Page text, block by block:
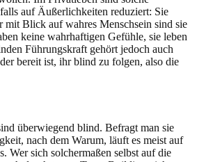
auf Äußerlichkeiten reduziert: Sie
mit Blick auf wahres Menschsein sind sie
keine wahrhaftigen Gefühle, sie leben
Führungskraft gehört jedoch auch
bereit ist, ihr blind zu folgen, also die
überwiegend blind. Befragt man sie
nach dem Warum, läuft es meist auf
Wer sich solchermaßen selbst auf die